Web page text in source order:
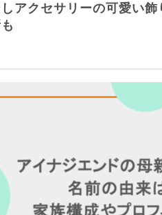
アクセサリーの可愛い